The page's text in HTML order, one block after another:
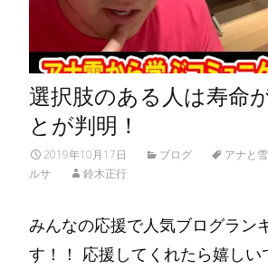
選択肢のある人は寿命
とが判明！
2019年10月17日 ブログ アナと
ルサ
鈴木正行
みんなの応援で人気ブログラン
す！！ 応援してくれたら嬉し